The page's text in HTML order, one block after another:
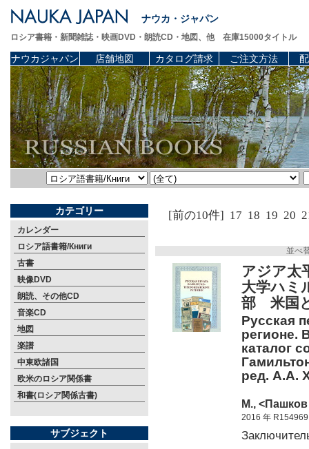
ナウカ・ジャパン
ロシア書籍・新聞雑誌・映画DVD・朗読CD・地図、他 在庫15000タイトル
ナウカジャパン 店舗地図 カタログ請求 ご注文方法
カテゴリー
カレンダー
ロシア語書籍/Книги
古書
映像DVD
朗読、その他CD
音楽CD
地図
楽譜
中東欧諸国
欧米のロシア関係書
和書(ロシア関係古書)
サブジェクト
[前の10件] 17 18 19 20
並べ
アジア太
大学ハ
部 米国
Русская
регионе.
каталог
ред. А.А.
М., <Пашков
2016 年 R154969